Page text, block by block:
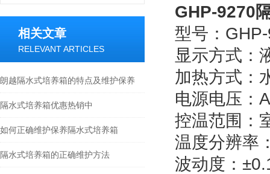
相关文章
RELEVANT ARTICLES
朗越隔水式培养箱的特点及维护保养
隔水式培养箱优惠热销中
如何正确维护保养隔水式培养箱
隔水式培养箱的正确维护方法
GHP-9270
型号：
显示方式：
加热方式：
电源电压：
控温范围：
温度分辨率
波动度： ±